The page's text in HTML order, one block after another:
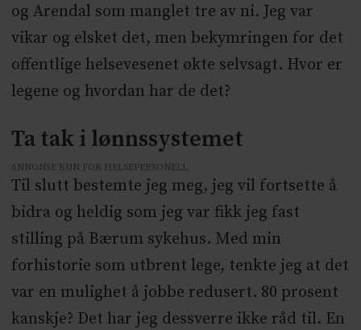
og Arendal som manglet tre av ni. Jeg var
vikar og elsket det, men bekymringen for det
offentlige helsevesenet økte selvsagt. Hvor er
legene og hvordan har de det?
Ta tak i lønnssystemet
ANNONSE KUN FOR HELSEPERSONELL
Til slutt bestemte jeg meg, jeg vil fortsette å
bidra og heldig som jeg var fikk jeg fast
stilling på Bærum sykehus. Med min
forhistorie som utbrent lege, tenkte jeg at det
var en mulighet å jobbe redusert. 80 prosent
kanskje? Det har jeg dessverre ikke råd til. En